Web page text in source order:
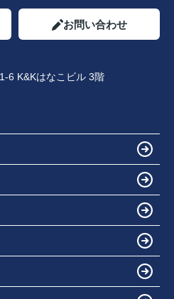
お問い合わせ
6 K&Kはなこビル 3階